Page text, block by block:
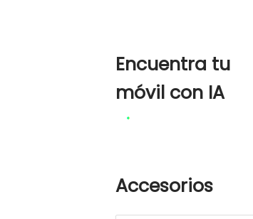
Encuentra tu
móvil con IA
Accesorios